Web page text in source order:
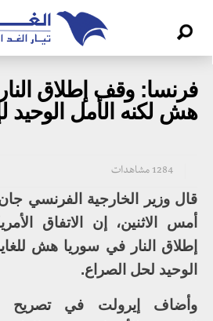
فرنسا: وقف إطلاق
هش لكنه الأمل الوحيد
1284 مشاهدات
قال وزير الخارجية الفرنسي
أمس الاثنين، إن الاتفاق
إطلاق النار في سوريا هش
الوحيد لحل الصراع.
وأضاف إيرولت في تصريح